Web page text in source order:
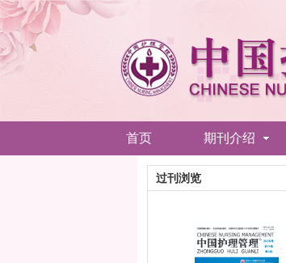
首页 期刊介绍
过刊浏览